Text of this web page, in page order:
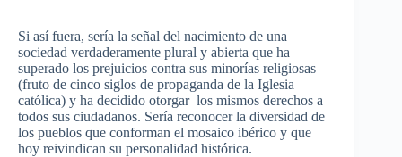
Si así fuera, sería la señal del nacimiento de una
sociedad verdaderamente plural y abierta que ha
superado los prejuicios contra sus minorías religiosas
(fruto de cinco siglos de propaganda de la Iglesia
católica) y ha decidido otorgarlos mismos derechos a
todos sus ciudadanos. Sería reconocerla diversidad de
los pueblos que conforman el mosaico ibérico y que
hoy reivindican su personalidad histórica.